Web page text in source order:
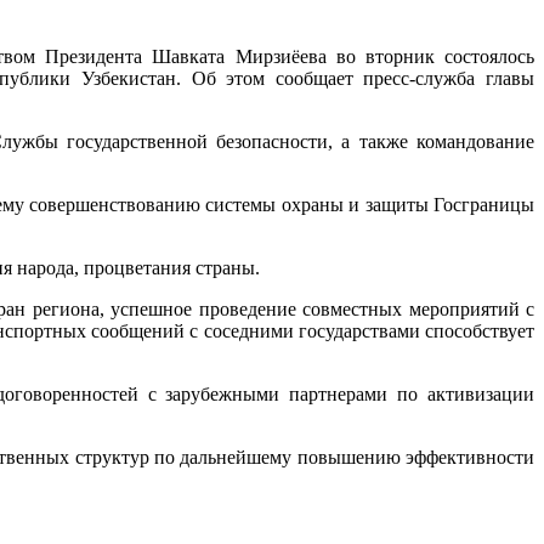
Президента Шавката Мирзиёева во вторник состоялось
Узбекистан. Об этом сообщает пресс-служба главы
государственной безопасности, а также командование
совершенствованию системы охраны и защиты Госграницы
народа, процветания страны.
региона, успешное проведение совместных мероприятий с
сообщений с соседними государствами способствует
с зарубежными партнерами по активизации
структур по дальнейшему повышению эффективности